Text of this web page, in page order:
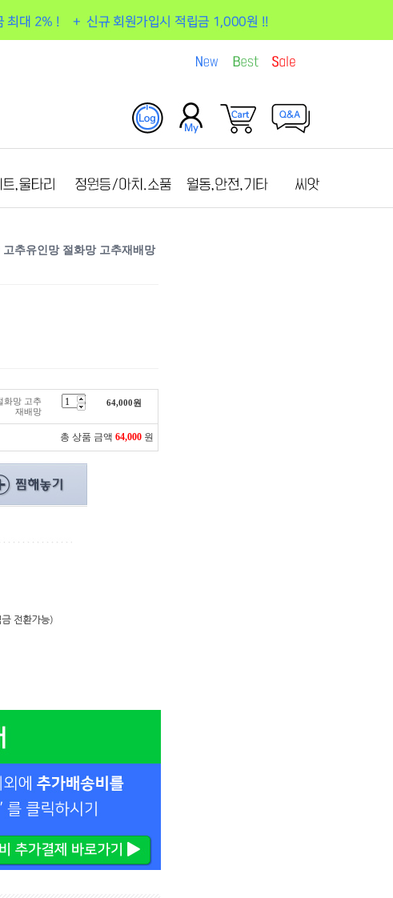
추유인망 절화망 고추재배망
화망 고추
재배망
64,000원
총 상품 금액 64,000 원